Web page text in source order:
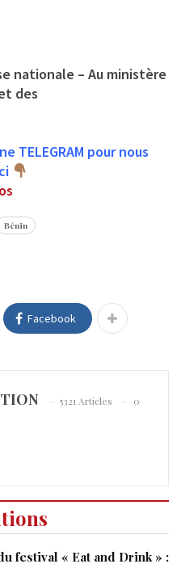
nationale – Au ministère
des
TELEGRAM pour nous
Bénin
Facebook
5321 Articles
0
festival « Eat and Drink » :